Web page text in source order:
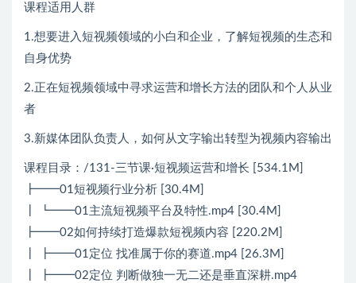
课程适用人群
1.想要进入短视频领域的小白和企业，了解短视频的生态和
自身优势
2.正在短视频领域中寻求运营和增长方法的团队和个人从业
者
3.新媒体团队负责人，如何从文字输出转型为视频内容输出
课程目录：/131-三节课·短视频运营和增长 [534.1M]
┣━━01短视频行业分析 [30.4M]
┃ ┗━━01主流短视频平台及特性.mp4 [30.4M]
┣━━02如何持续打造爆款短视频内容 [220.2M]
┃ ┣━━01定位 找准属于你的赛道.mp4 [26.3M]
┃ ┣━━02定位 判断做独一无二还是垂直深耕.mp4